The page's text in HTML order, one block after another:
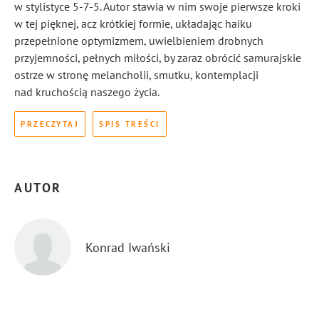
w stylistyce 5-7-5. Autor stawia w nim swoje pierwsze kroki
w tej pięknej, acz krótkiej formie, układając haiku
przepełnione optymizmem, uwielbieniem drobnych
przyjemności, pełnych miłości, by zaraz obrócić samurajskie
ostrze w stronę melancholii, smutku, kontemplacji
nad kruchością naszego życia.
PRZECZYTAJ SPIS TREŚCI
AUTOR
Konrad Iwański